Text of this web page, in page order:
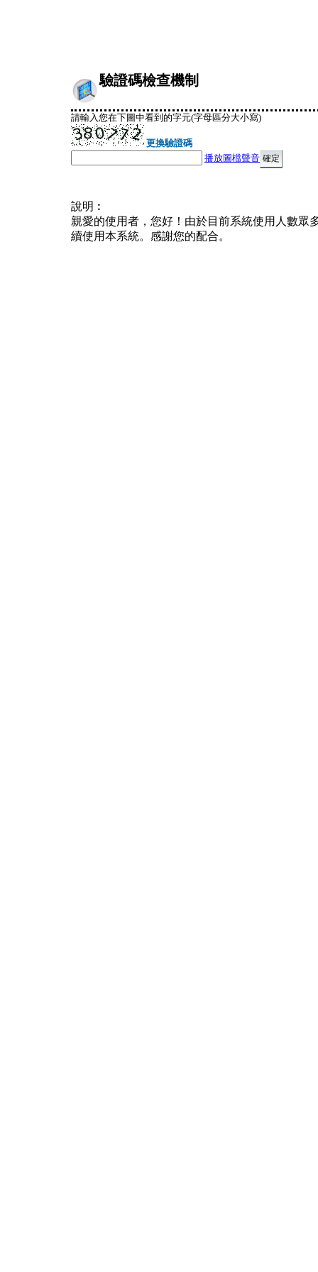
驗證碼檢查機制
請輸入您在下圖中看到的字元(字母區分大小寫)
更換驗證碼
播放圖檔聲音
說明︰
親愛的使用者，您好！由於目前系統使用人數眾
續使用本系統。感謝您的配合。